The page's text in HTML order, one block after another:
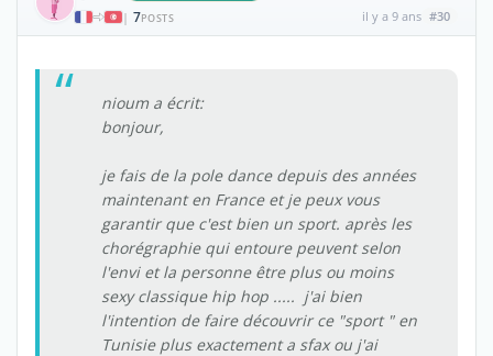
| 7POSTS il y a 9 ans #30
nioum a écrit:
bonjour,
je fais de la pole dance depuis des années
maintenant en France et je peux vous
garantir que c'est bien un sport. après les
chorégraphie qui entoure peuvent selon
l'envi et la personne être plus ou moins
sexy classique hip hop ..... j'ai bien
l'intention de faire découvrir ce "sport " en
Tunisie plus exactement a sfax ou j'ai